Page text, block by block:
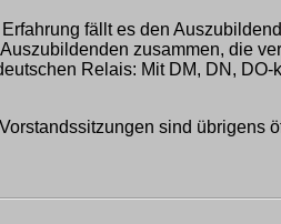
fällt es den
zusammen, die
Relais: Mit DM, DN,
sind übrigens